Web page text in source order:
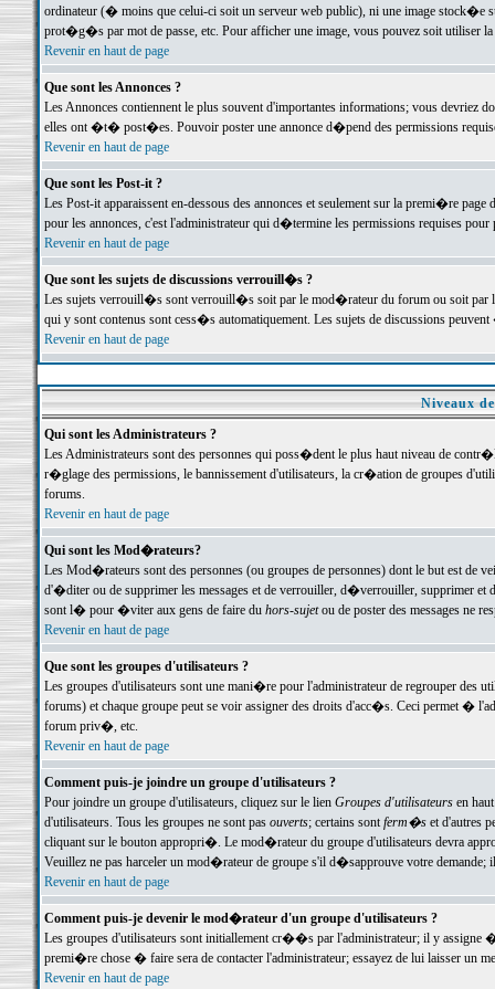
ordinateur (� moins que celui-ci soit un serveur web public), ni une image stock�e
prot�g�s par mot de passe, etc. Pour afficher une image, vous pouvez soit
Revenir en haut de page
Que sont les Annonces ?
Les Annonces contiennent le plus souvent d'importantes informations; vous devriez
elles ont �t� post�es. Pouvoir poster une annonce d�pend des permissions
Revenir en haut de page
Que sont les Post-it ?
Les Post-it apparaissent en-dessous des annonces et seulement sur la premi�re
pour les annonces, c'est l'administrateur qui d�termine les permissions requises pour
Revenir en haut de page
Que sont les sujets de discussions verrouill�s ?
Les sujets verrouill�s sont verrouill�s soit par le mod�rateur du forum ou soit par
qui y sont contenus sont cess�s automatiquement. Les sujets de discussions
Revenir en haut de page
Niveaux
Qui sont les Administrateurs ?
Les Administrateurs sont des personnes qui poss�dent le plus haut niveau de
r�glage des permissions, le bannissement d'utilisateurs, la cr�ation de groupes
forums.
Revenir en haut de page
Qui sont les Mod�rateurs?
Les Mod�rateurs sont des personnes (ou groupes de personnes) dont le but est de
d'�diter ou de supprimer les messages et de verrouiller, d�verrouiller, supprimer
sont l� pour �viter aux gens de faire du hors-sujetou de poster des messages ne
Revenir en haut de page
Que sont les groupes d'utilisateurs ?
Les groupes d'utilisateurs sont une mani�re pour l'administrateur de regrouper des
forums) et chaque groupe peut se voir assigner des droits d'acc�s. Ceci permet
forum priv�, etc.
Revenir en haut de page
Comment puis-je joindre un groupe d'utilisateurs ?
Pour joindre un groupe d'utilisateurs, cliquez sur le lien Groupes d'utilisateursen haut
d'utilisateurs. Tous les groupes ne sont pas ouverts; certains sontferm�set d'autres
cliquant sur le bouton appropri�. Le mod�rateur du groupe d'utilisateurs devra
Veuillez ne pas harceler un mod�rateur de groupe s'il d�sapprouve votre demande;
Revenir en haut de page
Comment puis-je devenir le mod�rateur d'un groupe d'utilisateurs ?
Les groupes d'utilisateurs sont initiallement cr��s par l'administrateur; il y
premi�re chose � faire sera de contacter l'administrateur; essayez de lui laisser un
Revenir en haut de page